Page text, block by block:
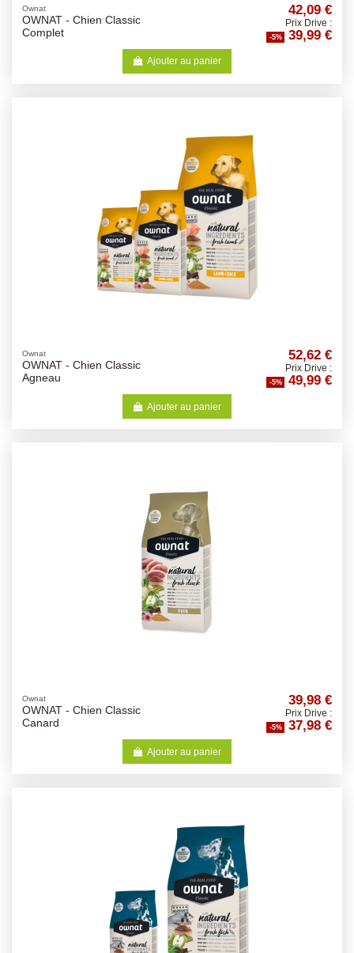
Ownat
OWNAT - Chien Classic
Complet
42,09 €
Prix Drive :
-5% 39,99 €
Ajouter au panier
Ownat
OWNAT - Chien Classic
Agneau
52,62 €
Prix Drive :
-5% 49,99 €
Ajouter au panier
Ownat
OWNAT - Chien Classic
Canard
39,98 €
Prix Drive :
-5% 37,98 €
Ajouter au panier